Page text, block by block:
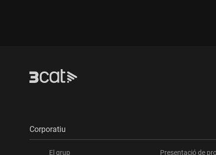
Corporatiu
El grup Presentació de